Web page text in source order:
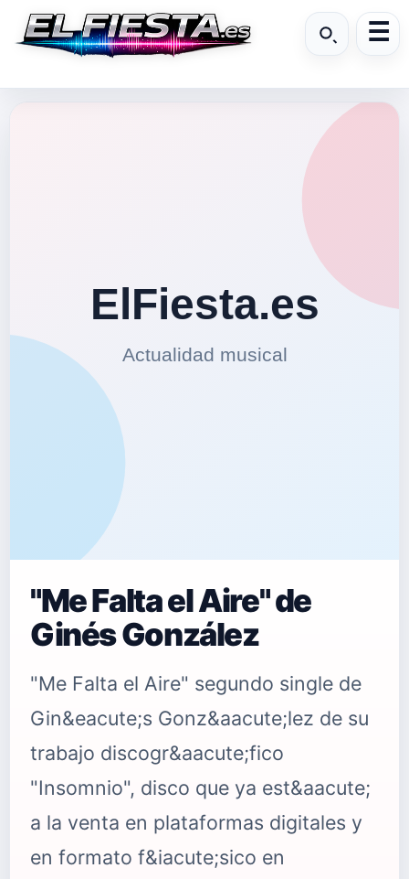
"Me Falta el Aire" de
Ginés González
"Me Falta el Aire" segundo single de
Gin&eacute;s Gonz&aacute;lez de su
trabajo discogr&aacute;fico
"Insomnio", disco que ya est&aacute;
a la venta en plataformas digitales y
en formato f&iacute;sico en